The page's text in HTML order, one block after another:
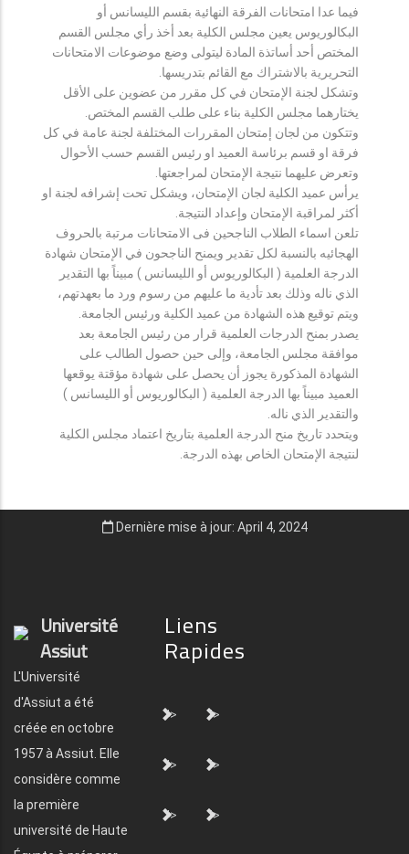
فيما عدا امتحانات الفرقة النهائية بقسم الليسانس أو
البكالوريوس يعين مجلس الكلية بعد أخذ رأي مجلس القسم
المختص أحد أساتذة المادة ليتولى وضع موضوعات الامتحانات
التحريرية بالاشتراك مع القائم بتدريسها.
وتشكل لجنة الإمتحان في كل مقرر من عضوين على الأقل
يختارهما مجلس الكلية بناء على طلب القسم المختص.
وتتكون من لجان إمتحان المقررات المختلفة لجنة عامة في كل
فرقة او قسم برئاسة العميد او رئيس القسم حسب الأحوال
وتعرض عليهما نتيجة الإمتحان لمراجعتها.
يرأس عميد الكلية لجان الإمتحان، ويشكل تحت إشرافه لجنة او
أكثر لمراقبة الإمتحان وإعداد النتيجة.
تلعن اسماء الطلاب الناجحين فى الامتحانات مرتبة بالحروف
الهجائيه بالنسبة لكل تقدير ويمنح الناجحون في الإمتحان شهادة
الدرجة العلمية ( البكالوريوس أو الليسانس ) مبيناً بها التقدير
الذي ناله وذلك بعد تأدية ما عليهم من رسوم ورد ما بعهدتهم،
ويتم توقيع هذه الشهادة من عميد الكلية ورئيس الجامعة.
يصدر بمنح الدرجات العلمية قرار من رئيس الجامعة بعد
موافقة مجلس الجامعة، وإلى حين حصول الطالب على
الشهادة المذكورة يجوز أن يحصل على شهادة مؤقتة يوقعها
العميد مبيناً بها الدرجة العلمية ( البكالوريوس أو الليسانس )
والتقدير الذي ناله.
ويتحدد تاريخ منح الدرجة العلمية بتاريخ اعتماد مجلس الكلية
لنتيجة الإمتحان الخاص بهذه الدرجة.
Dernière mise à jour: April 4, 2024
Université
Assiut
L'Université
d'Assiut a été
créée en octobre
1957 à Assiut. Elle
considère comme
la première
université de Haute
Liens
Rapides
"> ">
"> ">
"> ">